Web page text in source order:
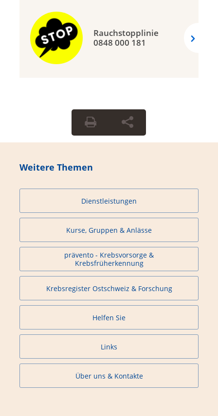
Rauchstopplinie
0848 000 181
Weitere Themen
Dienstleistungen
Kurse, Gruppen & Anlässe
prävento - Krebsvorsorge &
Krebsfrüherkennung
Krebsregister Ostschweiz & Forschung
Helfen Sie
Links
Über uns & Kontakte